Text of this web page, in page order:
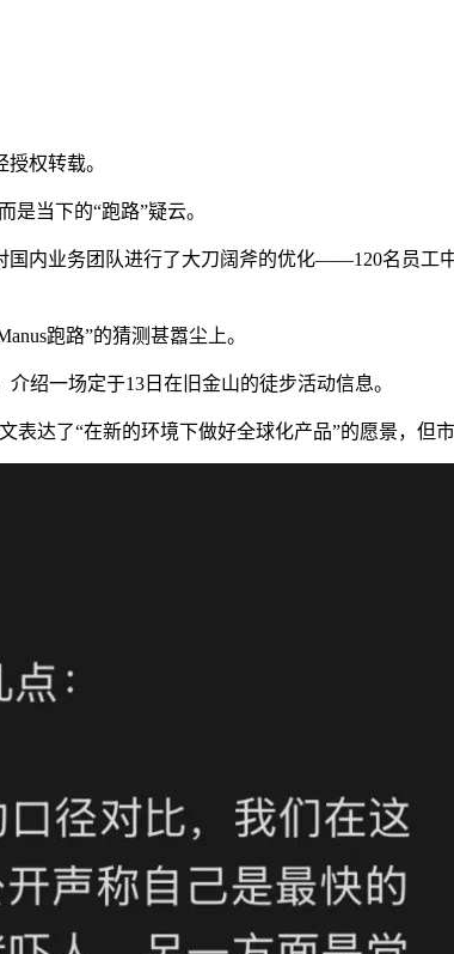
授权转载。
当下的“跑路”疑云。
内业务团队进行了大刀阔斧的优化——120名员工
跑路”的猜测甚嚣尘上。
绍一场定于13日在旧金山的徒步活动信息。
达了“在新的环境下做好全球化产品”的愿景，但